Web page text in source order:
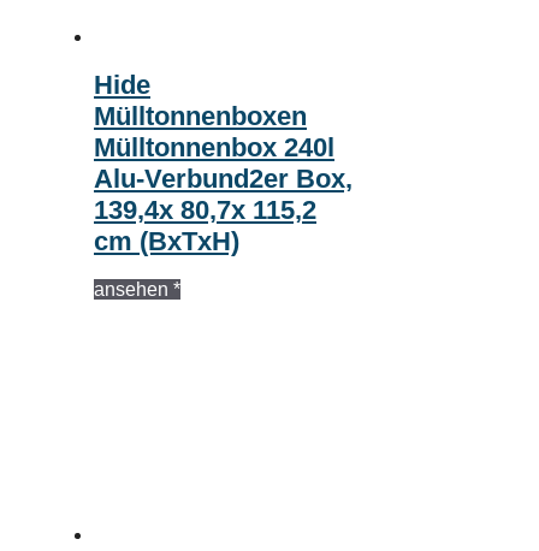
Hide
Mülltonnenboxen
Mülltonnenbox 240l
Alu-Verbund2er Box,
139,4x 80,7x 115,2
cm (BxTxH)
ansehen *